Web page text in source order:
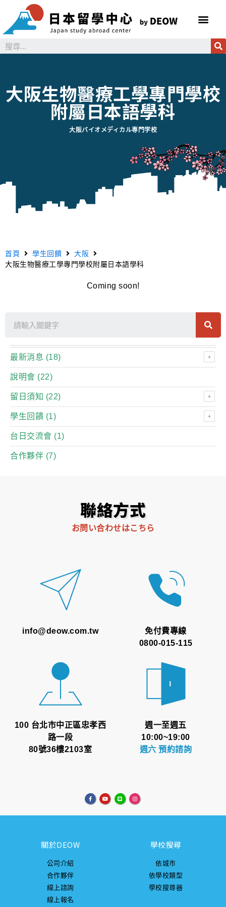
大阪生物醫療工學專門學校
附屬日本語學科
大阪バイオメディカル専門学校
首頁 學生回饋
大阪
大阪生物醫療工學專門學校附屬日本語學科
Coming soon!
最新消息 (18)
說明會 (22)
留日須知 (22)
學生回饋 (1)
台日交流會 (1)
合作夥伴 (7)
聯絡方式
お問い合わせはこちら
info@deow.com.tw
免付費專線
0800-015-115
100 台北市中正區忠孝西
路一段
80號36樓2103室
週一至週五
10:00~19:00
週六 預約諮詢
關於DEOW
公司介紹
合作夥伴
線上諮詢
線上報名
學校搜尋
依城市
依學校類型
學校搜尋器